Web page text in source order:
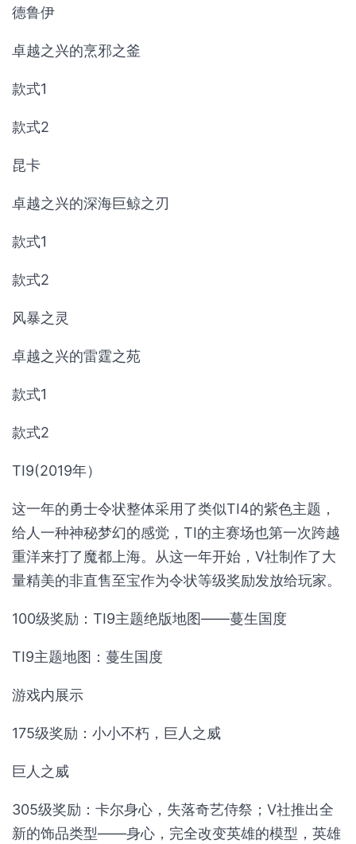
德鲁伊
卓越之兴的烹邪之釜
款式1
款式2
昆卡
卓越之兴的深海巨鲸之刃
款式1
款式2
风暴之灵
卓越之兴的雷霆之苑
款式1
款式2
TI9(2019年）
这一年的勇士令状整体采用了类似TI4的紫色主题，
给人一种神秘梦幻的感觉，TI的主赛场也第一次跨越
重洋来打了魔都上海。从这一年开始，V社制作了大
量精美的非直售至宝作为令状等级奖励发放给玩家。
100级奖励：TI9主题绝版地图——蔓生国度
TI9主题地图：蔓生国度
游戏内展示
175级奖励：小小不朽，巨人之威
巨人之威
305级奖励：卡尔身心，失落奇艺侍祭；V社推出全
新的饰品类型——身心，完全改变英雄的模型，英雄